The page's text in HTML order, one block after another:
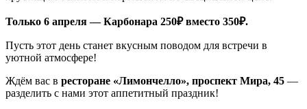
Только 6 апреля — Карбонара 250₽ вместо 350₽.
Пусть этот день станет вкусным поводом для встречи в
уютной атмосфере!
Ждём вас в ресторане «Лимончелло», проспект Мира, 45 —
разделить с нами этот аппетитный праздник!